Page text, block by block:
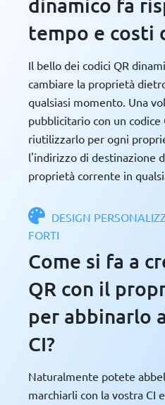
dinamico fa
tempo e costi
Il bello dei codici QR
cambiare la proprietà
qualsiasi momento. Una
pubblicitario con un codice
riutilizzarlo per ogni
l'indirizzo di destinazione
proprietà corrente in
DESIGN
FORTI
Come si fa a
QR con il
per abbinarlo
CI?
Naturalmente potete
marchiarli con la vostra CI